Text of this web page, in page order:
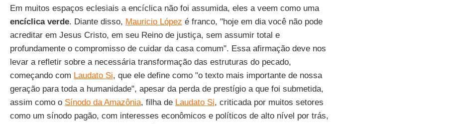
Em muitos espaços eclesiais a encíclica não foi assumida, eles a veem como uma
encíclica verde. Diante disso, Mauricio López é franco, "hoje em dia você não pode
acreditar em Jesus Cristo, em seu Reino de justiça, sem assumir total e
profundamente o compromisso de cuidar da casa comum". Essa afirmação deve nos
levar a refletir sobre a necessária transformação das estruturas do pecado,
começando com Laudato Si, que ele define como "o texto mais importante de nossa
geração para toda a humanidade", apesar da perda de prestígio a que foi submetida,
assim como o Sínodo da Amazônia, filha de Laudato Si, criticada por muitos setores
como um sínodo pagão, com interesses econômicos e políticos de alto nível por trás,